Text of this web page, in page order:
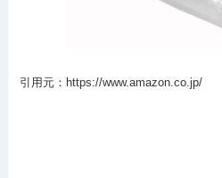
引用元：https://www.amazon.co.jp/